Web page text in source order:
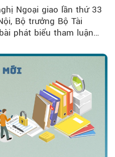
Ngoại giao lần thứ 33
Bộ trưởng Bộ Tài
phát biểu tham luận